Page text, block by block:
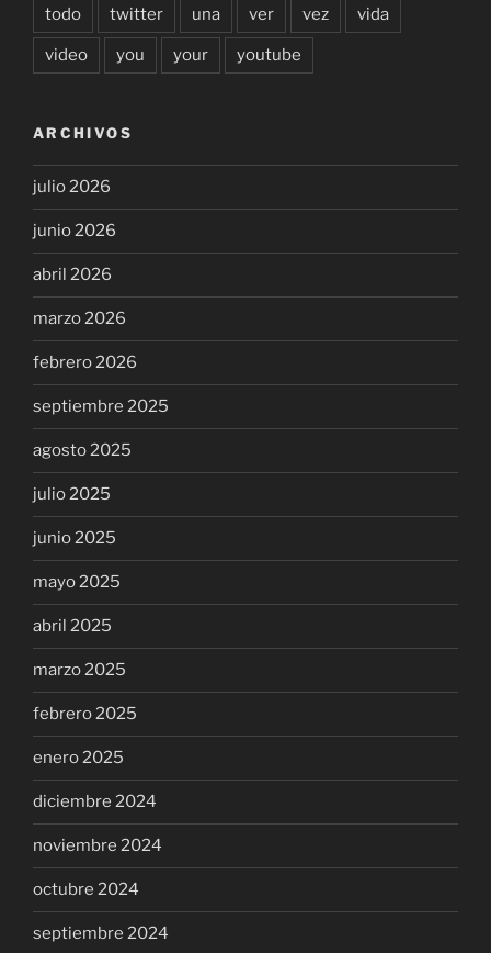
todo twitter una ver vez vida
video you your youtube
ARCHIVOS
julio 2026
junio 2026
abril 2026
marzo 2026
febrero 2026
septiembre 2025
agosto 2025
julio 2025
junio 2025
mayo 2025
abril 2025
marzo 2025
febrero 2025
enero 2025
diciembre 2024
noviembre 2024
octubre 2024
septiembre 2024